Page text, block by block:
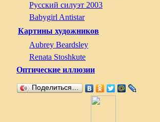
Русский силуэт 2003
Babygirl Antistar
Картины художников
Aubrey Beardsley
Renata Stoshkute
Оптические иллюзии
Поделиться…